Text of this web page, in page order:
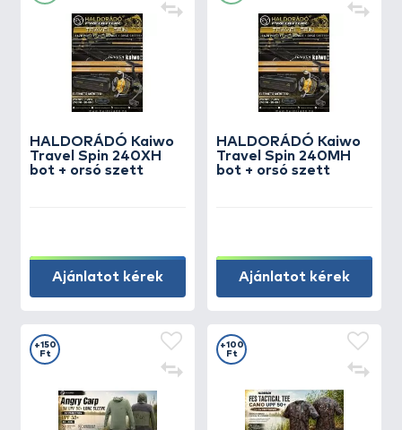
HALDORÁDÓ Kaiwo
Travel Spin 240XH
bot + orsó szett
Ajánlatot kérek
HALDORÁDÓ Kaiwo
Travel Spin 240MH
bot + orsó szett
Ajánlatot kérek
+150
Ft
+100
Ft